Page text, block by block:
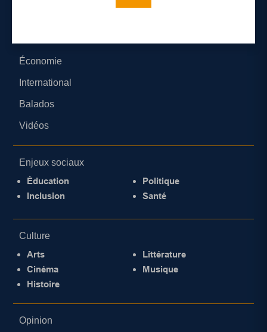
Économie
International
Balados
Vidéos
Enjeux sociaux
Éducation
Inclusion
Politique
Santé
Culture
Arts
Cinéma
Histoire
Littérature
Musique
Opinion